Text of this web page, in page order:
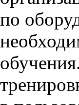
по